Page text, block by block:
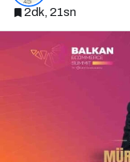
2dk, 21sn